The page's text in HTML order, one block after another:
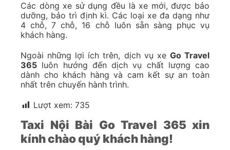
Các dòng xe sử dụng đều là xe mới, được bảo
dưỡng, bảo trì định kì. Các loại xe đa dạng như
4 chỗ, 7 chỗ, 16 chỗ luôn sẵn sàng phục vụ
khách hàng.
Ngoài những lợi ích trên, dịch vụ xe Go Travel
365 luôn hướng đến dịch vụ chất lượng cao
dành cho khách hàng và cam kết sự an toàn
nhất trên chuyến hành trình.
Lượt xem: 735
Taxi Nội Bài Go Travel 365 xin
kính chào quý khách hàng!